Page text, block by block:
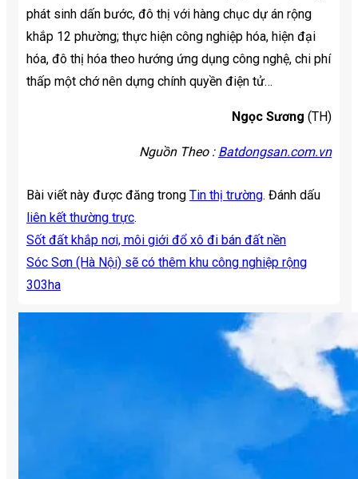
phát sinh dấn bước, đô thị với hàng chục dự án rộng
khắp 12 phường; thực hiện công nghiệp hóa, hiện đại
hóa, đô thị hóa theo hướng ứng dụng công nghệ, chi phí
thấp một chớ nên dựng chính quyền điện tử…
Ngọc Sương (TH)
Nguồn Theo : Batdongsan.com.vn
Bài viết này được đăng trong Tin thị trường. Đánh dấu
liên kết thường trực.
Sốt đất khắp nơi, môi giới đổ xô đi bán đất nền
Sóc Sơn (Hà Nội) sẽ có thêm khu công nghiệp rộng
303ha